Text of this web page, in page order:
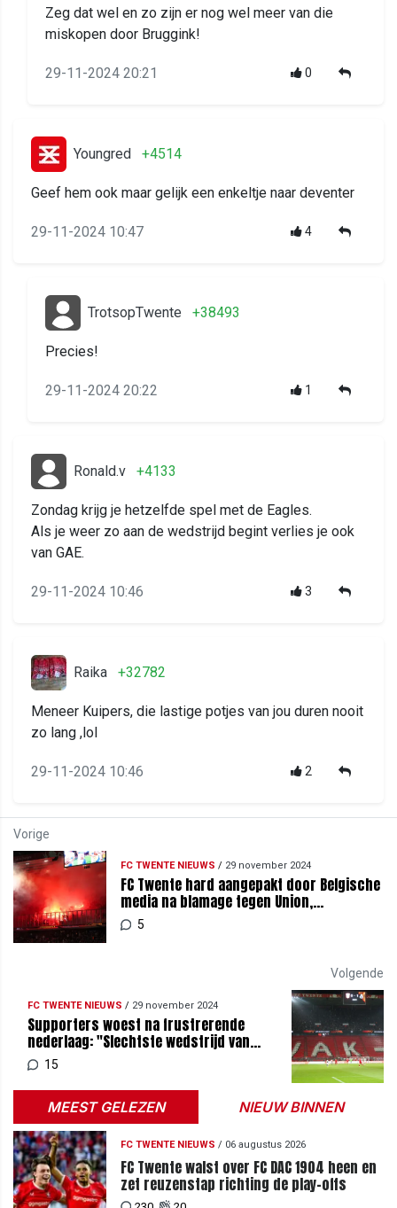
Zeg dat wel en zo zijn er nog wel meer van die
miskopen door Bruggink!
29-11-2024 20:21 0
Youngred +4514
Geef hem ook maar gelijk een enkeltje naar deventer
29-11-2024 10:47 4
TrotsopTwente +38493
Precies!
29-11-2024 20:22 1
Ronald.v +4133
Zondag krijg je hetzelfde spel met de Eagles.
Als je weer zo aan de wedstrijd begint verlies je ook
van GAE.
29-11-2024 10:46 3
Raika +32782
Meneer Kuipers, die lastige potjes van jou duren nooit
zo lang ,lol
29-11-2024 10:46 2
Vorige
FC TWENTE NIEUWS / 29 november 2024
FC Twente hard aangepakt door Belgische
media na blamage tegen Union,
stadionomroeper blijft niet gespaard
5
Volgende
FC TWENTE NIEUWS / 29 november 2024
Supporters woest na frustrerende
nederlaag: "Slechtste wedstrijd van
afgelopen vijf jaar"
15
MEEST GELEZEN NIEUW BINNEN
FC TWENTE NIEUWS / 06 augustus 2026
FC Twente walst over FC DAC 1904 heen en
zet reuzenstap richting de play-offs